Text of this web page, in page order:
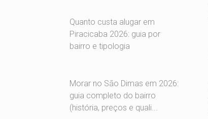
Quanto custa alugar em
Piracicaba 2026: guia por
bairro e tipologia
Morar no São Dimas em 2026:
guia completo do bairro
(história, preços e quali...